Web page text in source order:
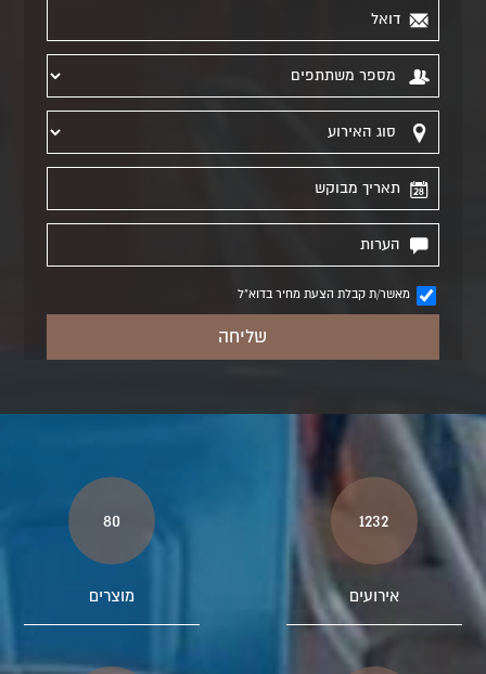
מאשר/ת קבלת הצעת מחיר בדוא"ל
1232
אירועים
80
מוצרים